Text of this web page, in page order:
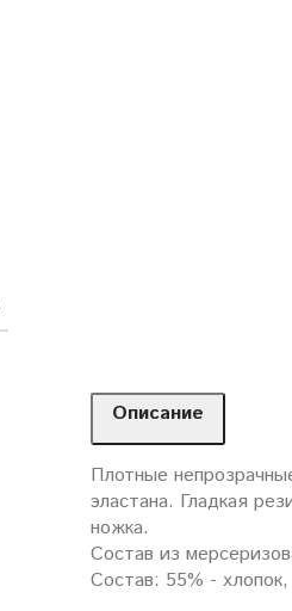
Описание
Плотные
эластана. Гладкая
ножка.
Состав из
Состав: 55% -